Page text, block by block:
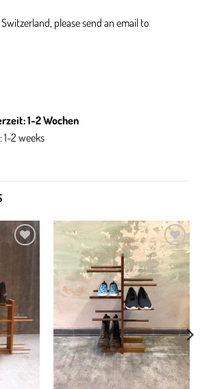
please send an email to
1-2 Wochen
1-2 weeks
Add to
wishlist